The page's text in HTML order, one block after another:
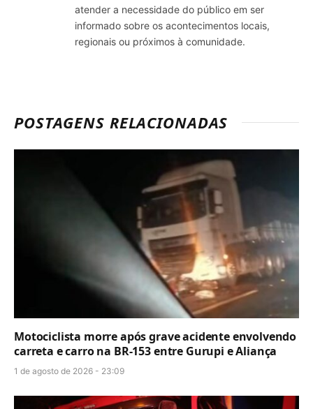
atender a necessidade do público em ser
informado sobre os acontecimentos locais,
regionais ou próximos à comunidade.
POSTAGENS RELACIONADAS
Motociclista morre após grave acidente envolvendo
carreta e carro na BR-153 entre Gurupi e Aliança
1 de agosto de 2026 - 23:09